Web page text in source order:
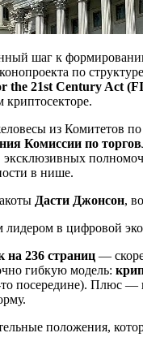
шаг к
по
the 21st Century Act
из Комитетов
Комиссии по
эксклюзивных
в нише.
Дасти Джонсон,
в цифровой
на 236 страниц —
гибкую модель:
посередине). Плюс —
положения,